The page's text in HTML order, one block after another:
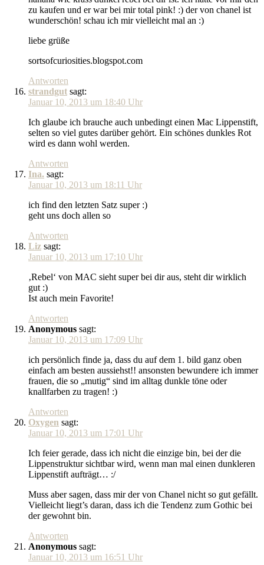
zu kaufen und er war bei mir total pink! :) der von chanel ist
wunderschön! schau ich mir vielleicht mal an :)
liebe grüße
sortsofcuriosities.blogspot.com
Antworten
strandgut sagt:
Januar 10, 2013 um 18:40 Uhr
Ich glaube ich brauche auch unbedingt einen Mac Lippenstift,
selten so viel gutes darüber gehört. Ein schönes dunkles Rot
wird es dann wohl werden.
Antworten
Ina. sagt:
Januar 10, 2013 um 18:11 Uhr
ich find den letzten Satz super :)
geht uns doch allen so
Antworten
Liz sagt:
Januar 10, 2013 um 17:10 Uhr
‚Rebel‘ von MAC sieht super bei dir aus, steht dir wirklich
gut :)
Ist auch mein Favorite!
Antworten
Anonymous sagt:
Januar 10, 2013 um 17:09 Uhr
ich persönlich finde ja, dass du auf dem 1. bild ganz oben
einfach am besten aussiehst!! ansonsten bewundere ich immer
frauen, die so „mutig“ sind im alltag dunkle töne oder
knallfarben zu tragen! :)
Antworten
Oxygen sagt:
Januar 10, 2013 um 17:01 Uhr
Ich feier gerade, dass ich nicht die einzige bin, bei der die
Lippenstruktur sichtbar wird, wenn man mal einen dunkleren
Lippenstift aufträgt… :/
Muss aber sagen, dass mir der von Chanel nicht so gut gefällt.
Vielleicht liegt’s daran, dass ich die Tendenz zum Gothic bei
der gewohnt bin.
Antworten
Anonymous sagt:
Januar 10, 2013 um 16:51 Uhr